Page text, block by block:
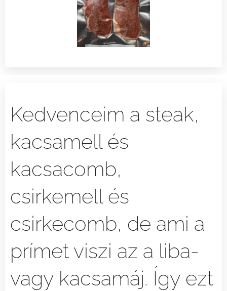
Kedvenceim a steak,
kacsamell és
kacsacomb,
csirkemell és
csirkecomb, de ami a
prímet viszi az a liba-
vagy kacsamáj. Így ezt